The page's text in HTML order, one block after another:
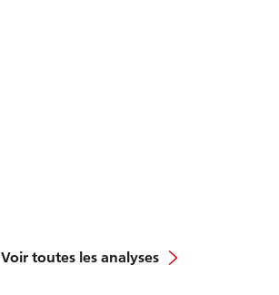
Voir toutes les analyses